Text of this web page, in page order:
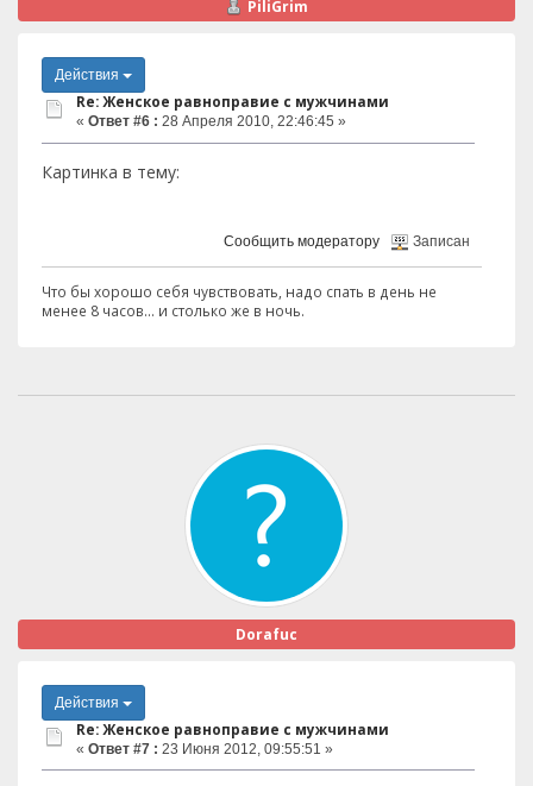
PiliGrim
Действия
Re: Женское равноправие с мужчинами
« Ответ #6 : 28 Апреля 2010, 22:46:45 »
Картинка в тему:
Сообщить модератору Записан
Что бы хорошо себя чувствовать, надо спать в день не
менее 8 часов... и столько же в ночь.
Dorafuc
Действия
Re: Женское равноправие с мужчинами
« Ответ #7 : 23 Июня 2012, 09:55:51 »